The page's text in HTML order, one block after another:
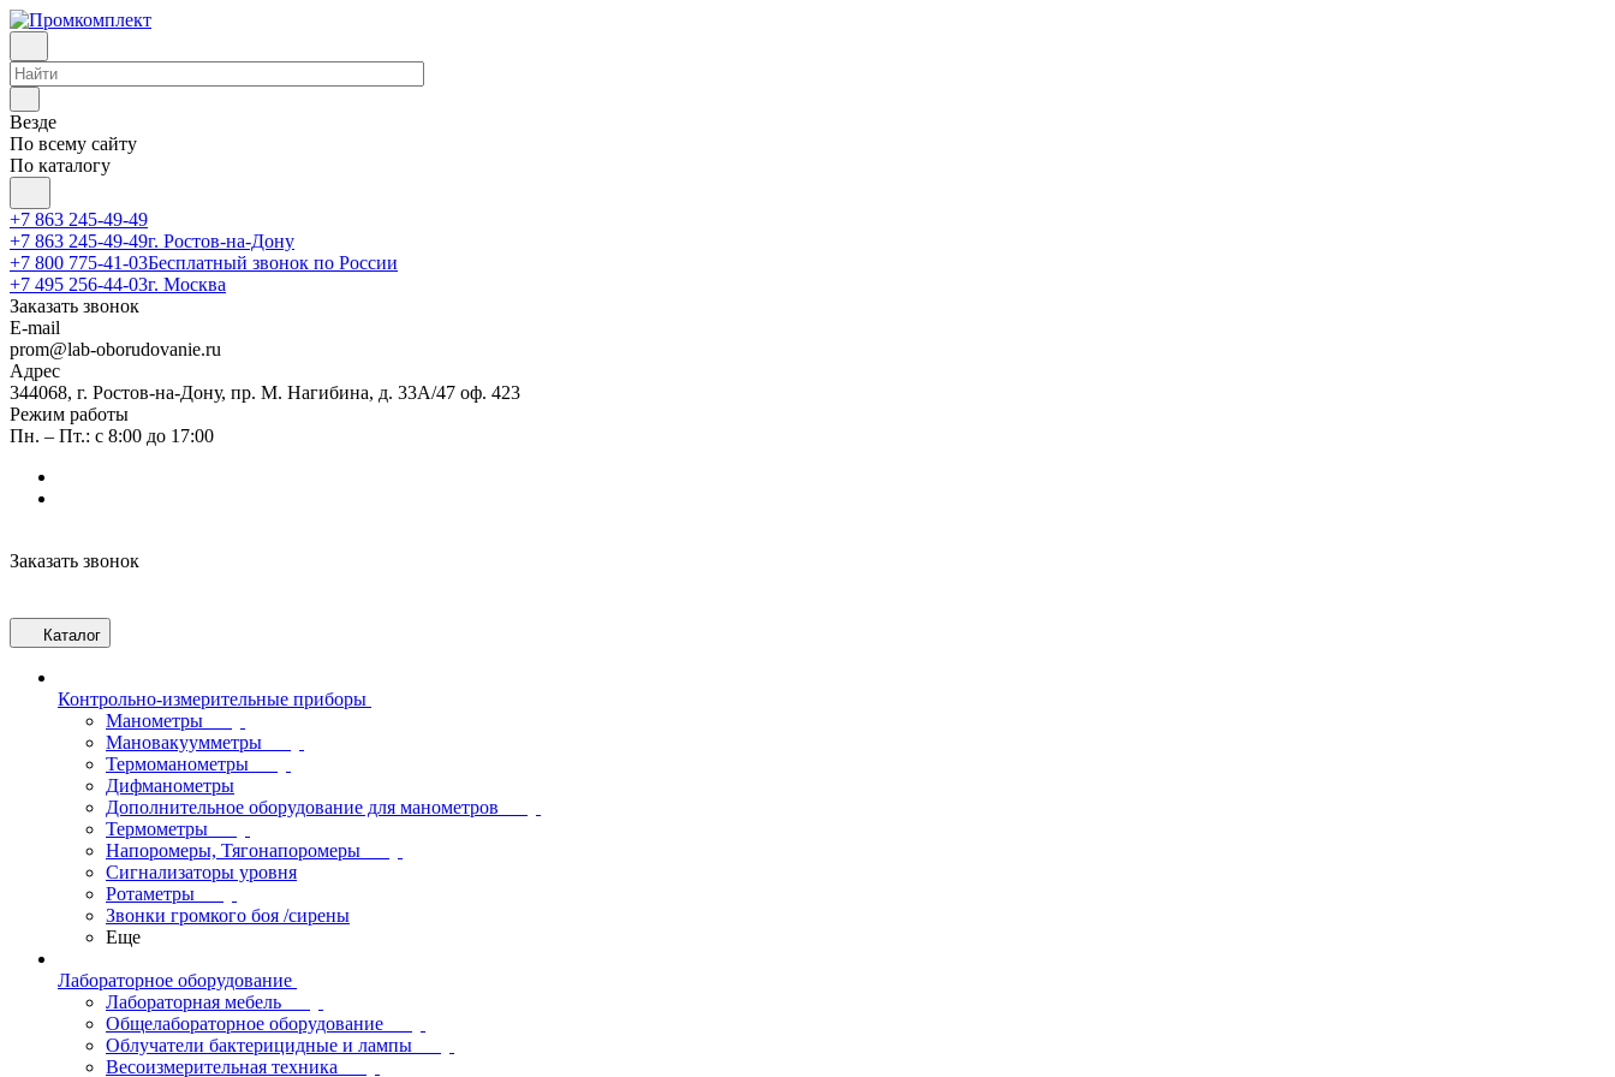
Везде
По всему сайту
По каталогу
+7 863 245-49-49
+7 863 245-49-49г. Ростов-на-Дону
+7 800 775-41-03Бесплатный звонок по России
+7 495 256-44-03г. Москва
Заказать звонок
E-mail
prom@lab-oborudovanie.ru
Адрес
344068, г. Ростов-на-Дону, пр. М. Нагибина, д. 33А/47 оф. 423
Режим работы
Пн. – Пт.: с 8:00 до 17:00
Заказать звонок
Каталог
Контрольно-измерительные приборы
Манометры
Мановакуумметры
Термоманометры
Дифманометры
Дополнительное оборудование для манометров
Термометры
Напоромеры, Тягонапоромеры
Сигнализаторы уровня
Ротаметры
Звонки громкого боя /сирены
Еще
Лабораторное оборудование
Лабораторная мебель
Общелабораторное оборудование
Облучатели бактерицидные и лампы
Весоизмерительная техника